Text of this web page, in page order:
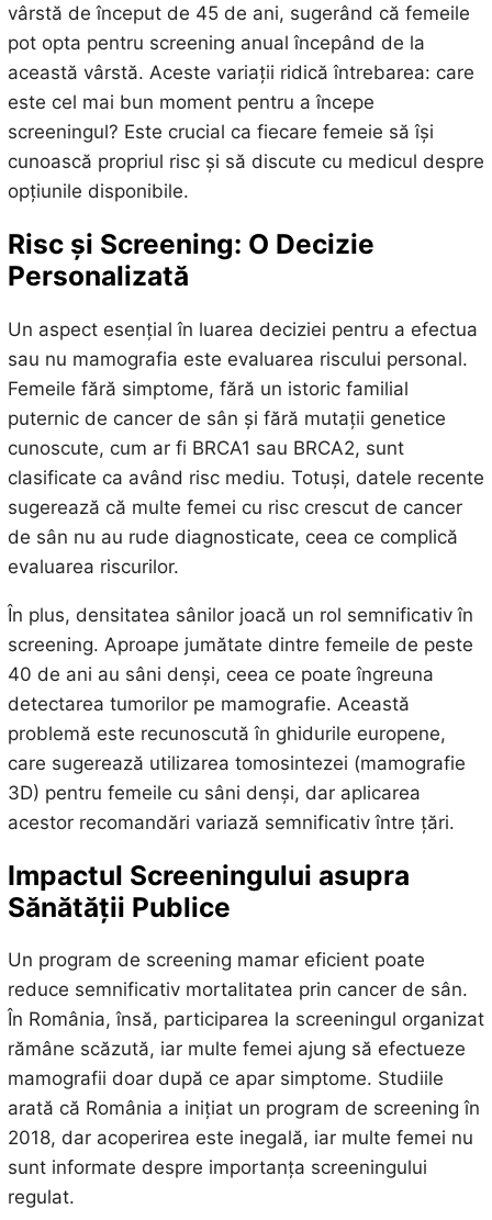
vârstă de început de 45 de ani, sugerând că femeile
pot opta pentru screening anual începând de la
această vârstă. Aceste variații ridică întrebarea: care
este cel mai bun moment pentru a începe
screeningul? Este crucial ca fiecare femeie să își
cunoască propriul risc și să discute cu medicul despre
opțiunile disponibile.
Risc și Screening: O Decizie
Personalizată
Un aspect esențial în luarea deciziei pentru a efectua
sau nu mamografia este evaluarea riscului personal.
Femeile fără simptome, fără un istoric familial
puternic de cancer de sân și fără mutații genetice
cunoscute, cum ar fi BRCA1 sau BRCA2, sunt
clasificate ca având risc mediu. Totuși, datele recente
sugerează că multe femei cu risc crescut de cancer
de sân nu au rude diagnosticate, ceea ce complică
evaluarea riscurilor.
În plus, densitatea sânilor joacă un rol semnificativ în
screening. Aproape jumătate dintre femeile de peste
40 de ani au sâni denși, ceea ce poate îngreuna
detectarea tumorilor pe mamografie. Această
problemă este recunoscută în ghidurile europene,
care sugerează utilizarea tomosintezei (mamografie
3D) pentru femeile cu sâni denși, dar aplicarea
acestor recomandări variază semnificativ între țări.
Impactul Screeningului asupra
Sănătății Publice
Un program de screening mamar eficient poate
reduce semnificativ mortalitatea prin cancer de sân.
În România, însă, participarea la screeningul organizat
rămâne scăzută, iar multe femei ajung să efectueze
mamografii doar după ce apar simptome. Studiile
arată că România a inițiat un program de screening în
2018, dar acoperirea este inegală, iar multe femei nu
sunt informate despre importanța screeningului
regulat.